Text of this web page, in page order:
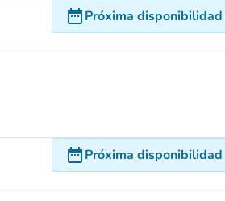
date_rangePróxima disponibilidad
date_rangePróxima disponibilidad